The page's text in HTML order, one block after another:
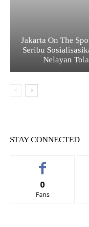
Jakarta On The
Seribu
Nelayan
STAY CONNECTED
0
Fans